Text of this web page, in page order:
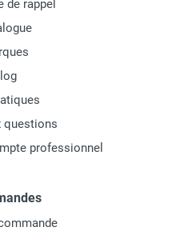
de rappel
questions
professionnel